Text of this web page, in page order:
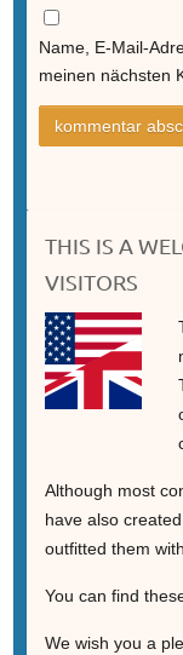
Name, E-Mail-
meinen nächsten
THIS IS A
VISITORS
Although most
have also
outfitted them
You can find
We wish you a